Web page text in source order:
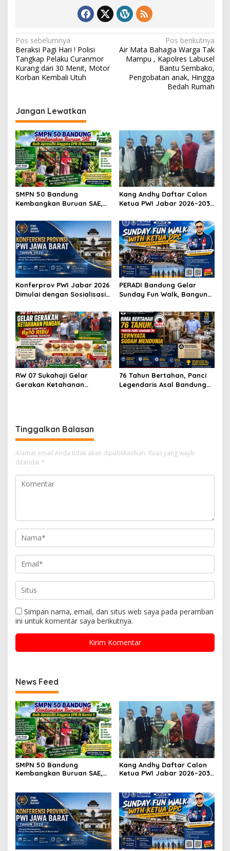
N
a
v
i
a
s
i
p
o
s
Pos sebelumnya
Beraksi Pagi Hari ! Polisi
Tangkap Pelaku Curanmor
Kurang dari 30 Menit, Motor
Korban Kembali Utuh
Pos berikutnya
Air Mata Bahagia Warga Tak
Mampu , Kapolres Labusel
Bantu Sembako,
Pengobatan anak, Hingga
Bedah Rumah
Jangan Lewatkan
SMPN 50 Bandung
Kembangkan Buruan SAE,
RI Komisi X
Kang Andhy Daftar Calon
Ketua PWI Jabar 2026–2031,
Wartawan hingga Peluang
Karier Internasional
Konferprov PWI Jabar 2026
Dimulai dengan Sosialisasi
Transparansi dan
Profesionalisme
PERADI Bandung Gelar
Sunday Fun Walk, Bangun
Integritas Advokat
RW 07 Sukahaji Gelar
Gerakan Ketahanan
76 Tahun Bertahan, Panci
Legendaris Asal Bandung
Tinggalkan Balasan
Alamat email Anda tidak akan dipublikasikan. Ruas yang wajib
ditandai *
Simpan nama, email, dan situs web saya pada peramban
ini untuk komentar saya berikutnya.
News Feed
SMPN 50 Bandung
Kembangkan Buruan SAE,
Kang Andhy Daftar Calon
Ketua PWI Jabar 2026–2031,
Karier Internasional